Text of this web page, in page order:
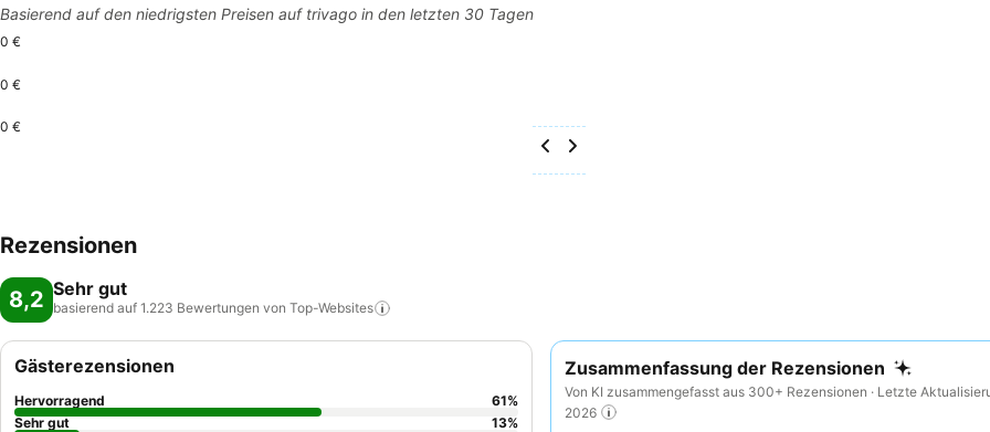
Basierend auf den niedrigsten Preisen auf trivago in den letzten 30 Tagen
0 €
0 €
0 €
Rezensionen
8,2 Sehr gut
basierend auf 1.223 Bewertungen von Top-Websites
Zusammenfassung der Rezensionen
Von KI zusammengefasst aus 300+ Rezensionen · Letzte
2026
Gästerezensionen
Hervorragend 61%
Sehr gut
13%